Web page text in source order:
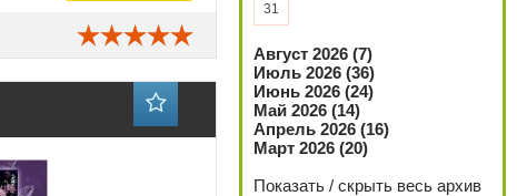
31
Август 2026 (7)
Июль 2026 (36)
Июнь 2026 (24)
Май 2026 (14)
Апрель 2026 (16)
Март 2026 (20)
Показать / скрыть весь архив